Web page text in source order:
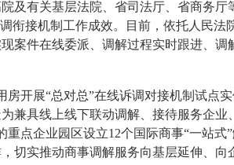
及有关基层法院、省司法厅、省商务
衔接机制工作成效。目前，依托人民
案件在线委派、调解过程实时跟进、调
房开展“总对总”在线诉调对接机制试点
兼具线上线下联动调解、接待服务企
点企业园区设立12个国际商事“一站
切实推动商事调解服务向基层延伸、向